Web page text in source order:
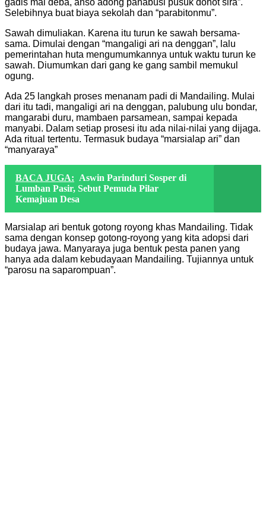
Selebihnya buat biaya sekolah dan “parabitonmu”.
Sawah dimuliakan. Karena itu turun ke sawah bersama-
sama. Dimulai dengan “mangaligi ari na denggan”, lalu
pemerintahan huta mengumumkannya untuk waktu turun ke
sawah. Diumumkan dari gang ke gang sambil memukul
ogung.
Ada 25 langkah proses menanam padi di Mandailing. Mulai
dari itu tadi, mangaligi ari na denggan, palubung ulu bondar,
mangarabi duru, mambaen parsamean, sampai kepada
manyabi. Dalam setiap prosesi itu ada nilai-nilai yang dijaga.
Ada ritual tertentu. Termasuk budaya “marsialap ari” dan
“manyaraya”
BACA JUGA: Aswin Parinduri Sosper di
Lumban Pasir, Sebut Pemuda Pilar
Kemajuan Desa
Marsialap ari bentuk gotong royong khas Mandailing. Tidak
sama dengan konsep gotong-royong yang kita adopsi dari
budaya jawa. Manyaraya juga bentuk pesta panen yang
hanya ada dalam kebudayaan Mandailing. Tujiannya untuk
“parosu na saparompuan”.